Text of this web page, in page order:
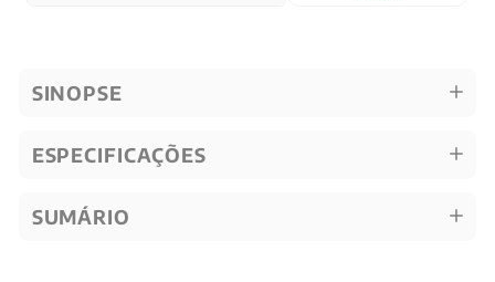
SINOPSE
ESPECIFICAÇÕES
SUMÁRIO